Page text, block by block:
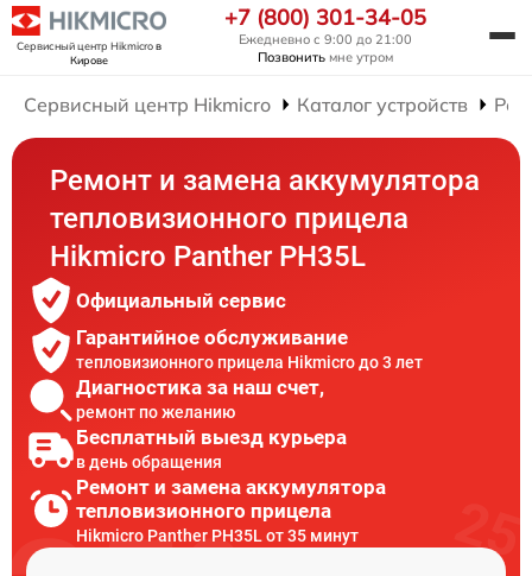
Сервисный центр Hikmicroв
Кирове
+7 (800) 301-34-05
Ежедневно с 9:00 до 21:00
Позвонить мне утром
Сервисный центр Hikmicro Каталог устройств
Ремонт и замена аккумулятора
тепловизионного прицела
Hikmicro Panther PH35L
Официальный сервис
Гарантийное обслуживание
тепловизионного прицела Hikmicro до 3 лет
Диагностика за наш счет,
ремонт по желанию
Бесплатный выезд курьера
в день обращения
Ремонт и замена аккумулятора
тепловизионного прицела
Hikmicro Panther PH35L от 35 минут